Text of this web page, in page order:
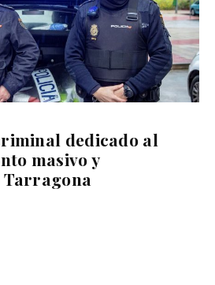
dedicado al
masivo y